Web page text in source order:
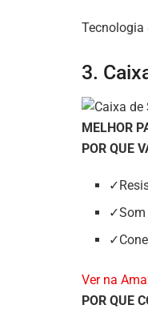
Tecnologia
3.
MELHOR
POR QUE
✓Som
Ver na
POR QUE